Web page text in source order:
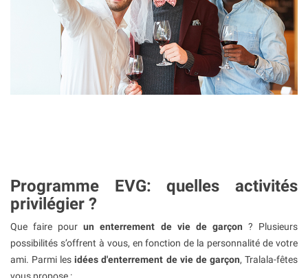
Programme EVG: quelles activités
privilégier ?
Que faire pourun enterrement de vie de garçon ? Plusieurs
possibilités s’offrent à vous, en fonction de la personnalité de votre
ami. Parmi lesidées d'enterrement de vie de garçon, Tralala-fêtes